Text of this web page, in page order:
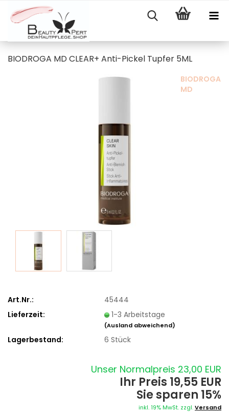
BIODROGA MD CLEAR+ Anti-Pickel Tupfer 5ML
BIODROGA
MD
Art.Nr.:
45444
Lieferzeit:
1-3 Arbeitstage
(Ausland abweichend)
Lagerbestand: 6Stück
Unser Normalpreis 23,00 EUR
Ihr Preis 19,55 EUR
Sie sparen 15%
inkl. 19% MwSt. zzgl.Versand